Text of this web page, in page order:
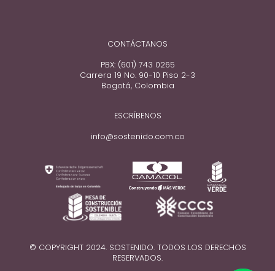
CONTÁCTANOS
PBX: (601) 743 0265
Carrera 19 No. 90-10 Piso 2-3
Bogotá, Colombia
ESCRÍBENOS
info@sostenido.com.co
© COPYRIGHT 2024. SOSTENIDO. TODOS LOS DERECHOS
RESERVADOS.